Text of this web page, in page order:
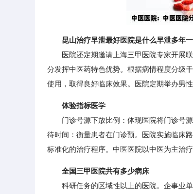
昆山治疗早泄最好医院是什么早泄多年
医院还定期邀请上海三甲医院专家开展联
分发挥中医药特色优势。根据病情程度分级
使用，取得良好临床效果。医院定期举办男性
体验指标医学
门诊号源下放比例：体现医院将门诊号源
待时间：衡量患者在门诊预。医院实施临床
标准化的治疗程序。中医医院以中医为主治疗
全国三甲医院共有多少病床
科研任务的区域性以上的医院。企事业单